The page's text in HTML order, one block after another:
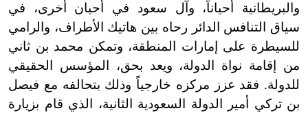
والبريطانية أحياناً، وآل سعود في أحيان أخرى، في
سياق التنافس الدائر رحاه بين هاتيك الأطراف، والرامي
للسيطرة على إمارات المنطقة، وتمكن محمد بن ثاني
من إقامة نواة الدولة، ويعد بحق، المؤسس الحقيقي
للدولة. فقد عزز مركزه خارجياً وذلك بتحالفه مع فيصل
بن تركي أمير الدولة السعودية الثانية، الذي قام بزيارة